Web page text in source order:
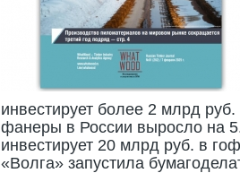
инвестирует более 2 млрд
фанеры в России выросло на
инвестирует 20 млрд руб. в
«Волга» запустила